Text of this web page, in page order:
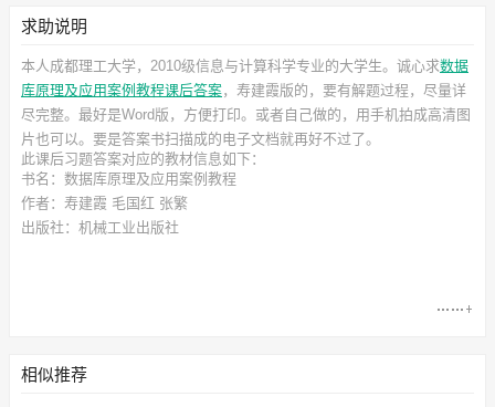
求助说明
本人成都理工大学，2010级信息与计算科学专业的大学生。诚心求数据
库原理及应用案例教程课后答案，寿建霞版的，要有解题过程，尽量详
尽完整。最好是Word版，方便打印。或者自己做的，用手机拍成高清图
片也可以。要是答案书扫描成的电子文档就再好不过了。
此课后习题答案对应的教材信息如下：
书名：数据库原理及应用案例教程
作者：寿建霞 毛国红 张繁
出版社：机械工业出版社
相似推荐